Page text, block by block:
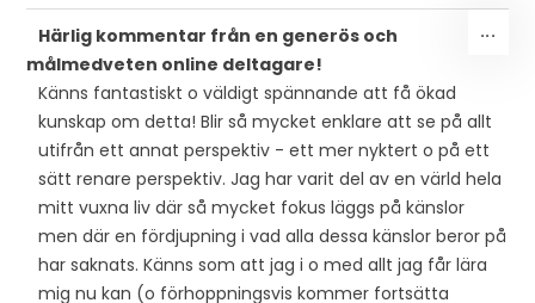
Härlig kommentar från en generös och
målmedveten online deltagare!
Känns fantastiskt o väldigt spännande att få ökad
kunskap om detta! Blir så mycket enklare att se på allt
utifrån ett annat perspektiv - ett mer nyktert o på ett
sätt renare perspektiv. Jag har varit del av en värld hela
mitt vuxna liv där så mycket fokus läggs på känslor
men där en fördjupning i vad alla dessa känslor beror på
har saknats. Känns som att jag i o med allt jag får lära
mig nu kan (o förhoppningsvis kommer fortsätta
...